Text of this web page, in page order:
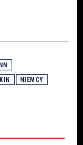
NIEMCY